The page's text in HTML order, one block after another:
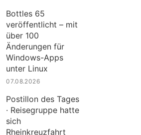
Bottles 65
veröffentlicht – mit
über 100
Änderungen für
Windows-Apps
unter Linux
07.08.2026
Postillon des Tages
· Reisegruppe hatte
sich
Rheinkreuzfahrt